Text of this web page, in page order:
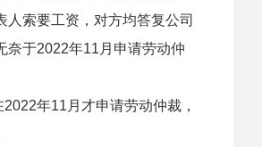
索要工资，对方均答复公司
奈于2022年11月申请劳动仲
年11月才申请劳动仲裁，